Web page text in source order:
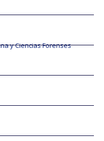
y Ciencias Forenses